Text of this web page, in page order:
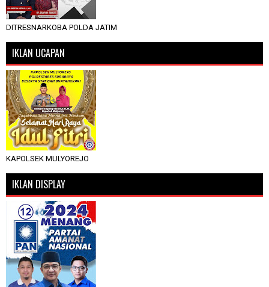
DITRESNARKOBA POLDA JATIM
IKLAN UCAPAN
KAPOLSEK MULYOREJO
IKLAN DISPLAY